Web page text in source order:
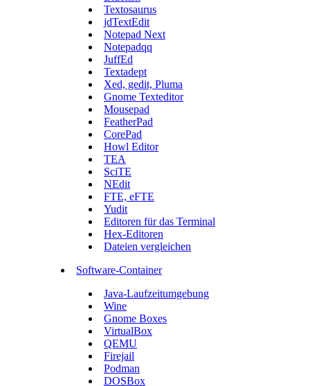
Textosaurus
jdTextEdit
Notepad Next
Notepadqq
JuffEd
Textadept
Xed, gedit, Pluma
Gnome Texteditor
Mousepad
FeatherPad
CorePad
Howl Editor
TEA
SciTE
NEdit
FTE, eFTE
Yudit
Editoren für das Terminal
Hex-Editoren
Dateien vergleichen
Software-Container
Java-Laufzeitumgebung
Wine
Gnome Boxes
VirtualBox
QEMU
Firejail
Podman
DOSBox